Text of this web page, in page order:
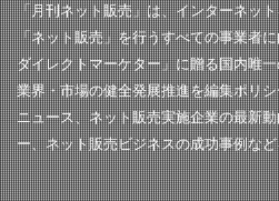
「月刊ネット販売」は、インターネッ
「ネット販売」を行うすべての事業者
ダイレクトマーケター」に贈る国内唯
業界・市場の健全発展推進を編集ポリ
ニュース、ネット販売実施企業の最新
ー、ネット販売ビジネスの成功事例な